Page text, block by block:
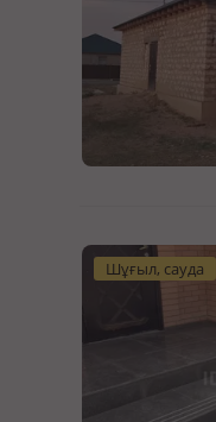
Шұғыл, сауда